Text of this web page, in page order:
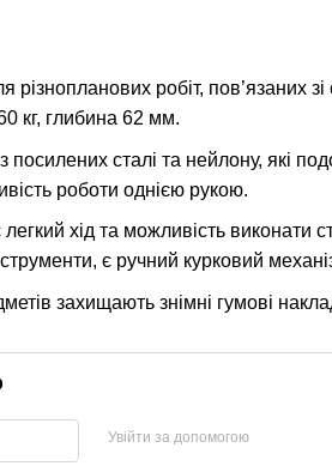
робіт, пов’язаних
кг, глибина 62 мм.
посилених сталі та нейлону, які
роботи однією рукою.
хід та можливість виконати
є ручний курковий
захищають знімні гумові
Увійти за допомогою